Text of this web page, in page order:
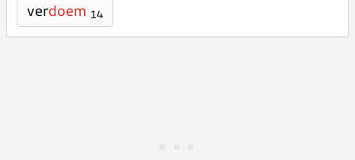
verdoem 14